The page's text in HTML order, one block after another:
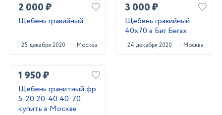
2 000 ₽
Щебень гравийный
25 декабря 2020 Москва
3 000 ₽
Щебень гравийный
40х70 в Биг Бегах
24 декабря 2020 Москва
1 950 ₽
Щебень гранитный фр
5-20 20-40 40-70
купить в Москве